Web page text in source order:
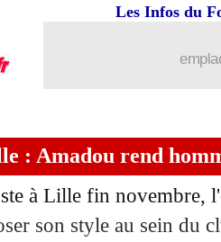
Les Infos du
: Amadou rend
à Lille fin novembre,
son style au sein du
confirme la tendance
offre 10 M€ pour
divise
prêt à tout pour